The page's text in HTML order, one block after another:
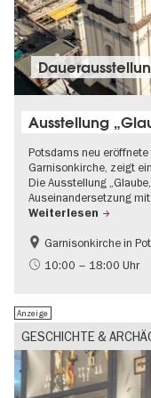
Ausstellung
Potsdams neu
Garnisonkirche, zeigt
Die Ausstellung
Auseinandersetzung
Weiterlesen
Geschichte
Brandenburg
Garnisonkirche in
10:00 – 18:00 Uhr
GESCHICHTE &
Anzeige